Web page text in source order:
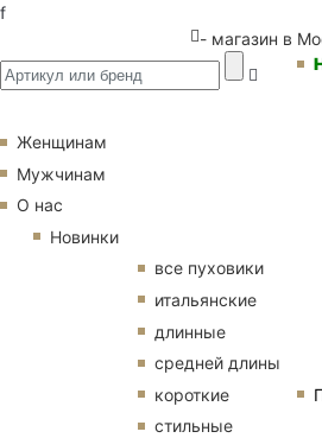
f
- магазин в
Женщинам
Мужчинам
О нас
Новинки
все пуховики
итальянские
длинные
средней длины
короткие
стильные